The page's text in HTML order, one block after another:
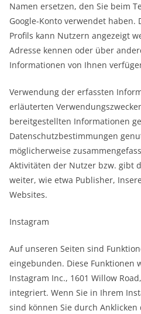
Namen ersetzen, den Sie beim
Google-Konto verwendet haben.
Profils kann Nutzern angezeigt
Adresse kennen oder über
Informationen von Ihnen
Verwendung der erfassten
erläuterten
bereitgestellten Informationen
Datenschutzbestimmungen
möglicherweise
Aktivitäten der Nutzer bzw. gibt
weiter, wie etwa Publisher,
Websites.
Instagram
Auf unseren Seiten sind
eingebunden. Diese Funktionen
Instagram Inc., 1601 Willow
integriert. Wenn Sie in Ihrem
sind können Sie durch